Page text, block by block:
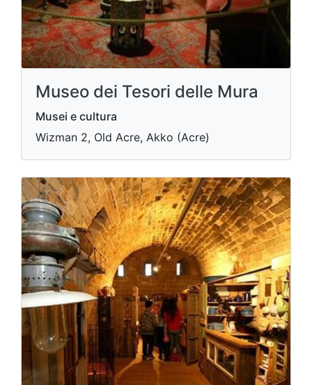
Museo dei Tesori delle Mura
Musei e cultura
Wizman 2, Old Acre, Akko (Acre)